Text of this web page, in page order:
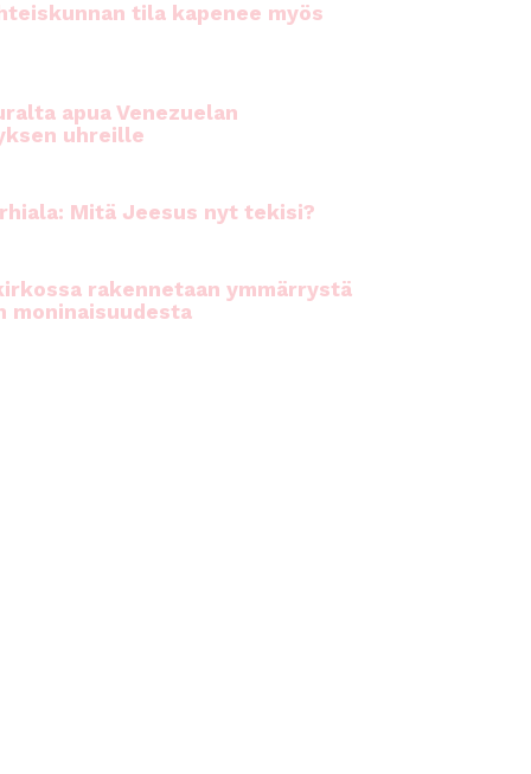
tila kapenee myös
apua Venezuelan
uhreille
Mitä Jeesus nyt tekisi?
rakennetaan ymmärrystä
moninaisuudesta